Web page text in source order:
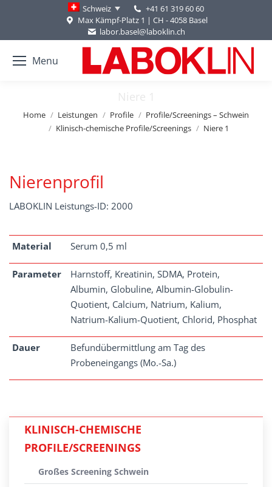
Schweiz
+41 61 319 60 60
Max Kämpf-Platz 1 | CH - 4058 Basel
labor.basel@laboklin.ch
Menu
Niere 1
You are here:
Home Leistungen Profile
Profile/Screenings – Schwein
Klinisch-chemische Profile/Screenings
Niere 1
Nierenprofil
LABOKLIN Leistungs-ID: 2000
Material Serum 0,5 ml
Parameter
Harnstoff, Kreatinin, SDMA, Protein,
Albumin, Globuline, Albumin-Globulin-
Quotient, Calcium, Natrium, Kalium,
Natrium-Kalium-Quotient, Chlorid, Phosphat
Dauer
Befundübermittlung am Tag des
Probeneingangs (Mo.-Sa.)
KLINISCH-CHEMISCHE
PROFILE/SCREENINGS
Großes Screening Schwein